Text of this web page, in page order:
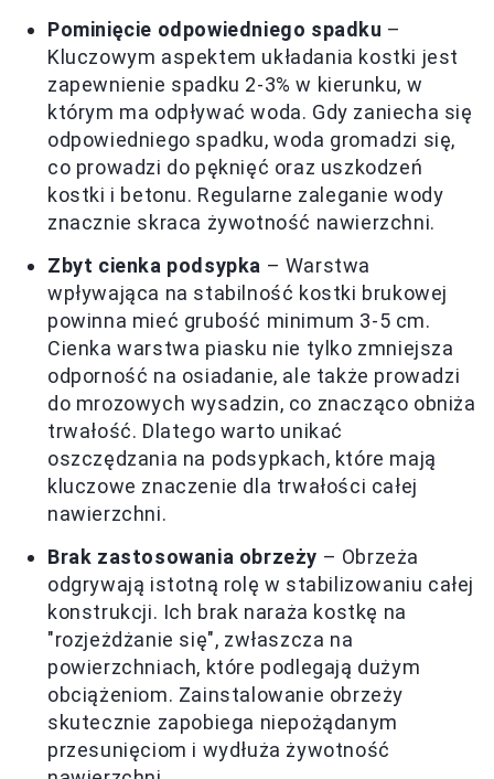
Pominięcie odpowiedniego spadku –
Kluczowym aspektem układania kostki jest
zapewnienie spadku 2-3% w kierunku, w
którym ma odpływać woda. Gdy zaniecha się
odpowiedniego spadku, woda gromadzi się,
co prowadzi do pęknięć oraz uszkodzeń
kostki i betonu. Regularne zaleganie wody
znacznie skraca żywotność nawierzchni.
Zbyt cienka podsypka – Warstwa
wpływająca na stabilność kostki brukowej
powinna mieć grubość minimum 3-5 cm.
Cienka warstwa piasku nie tylko zmniejsza
odporność na osiadanie, ale także prowadzi
do mrozowych wysadzin, co znacząco obniża
trwałość. Dlatego warto unikać
oszczędzania na podsypkach, które mają
kluczowe znaczenie dla trwałości całej
nawierzchni.
Brak zastosowania obrzeży – Obrzeża
odgrywają istotną rolę w stabilizowaniu całej
konstrukcji. Ich brak naraża kostkę na
"rozjeżdżanie się", zwłaszcza na
powierzchniach, które podlegają dużym
obciążeniom. Zainstalowanie obrzeży
skutecznie zapobiega niepożądanym
przesunięciom i wydłuża żywotność